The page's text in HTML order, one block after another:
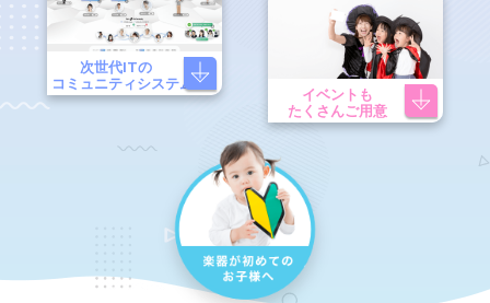
次世代ITの
コミュニティシステム
イベントも
たくさんご用意